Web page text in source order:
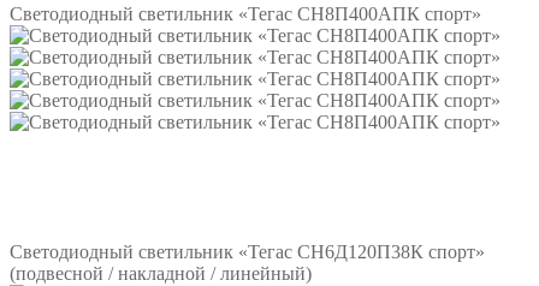
Светодиодный светильник «Тегас СН8П400АПК спорт»
Светодиодный светильник «Тегас СН6Д120П38К спорт»
(подвесной / накладной / линейный)